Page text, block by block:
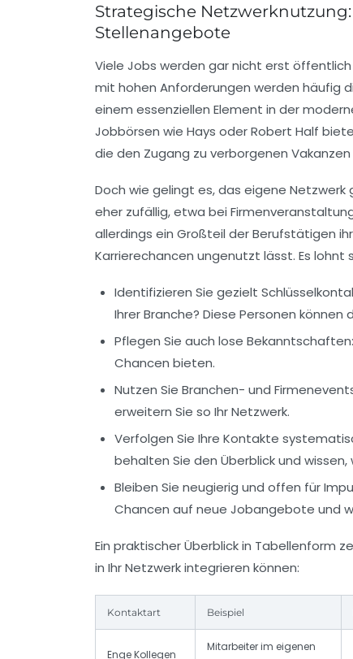
Strategische
Stellenangebote
Viele Jobs werden gar nicht erst
mit hohen Anforderungen werden häufig
einem essenziellen Element in der
Jobbörsen wie Hays oderRobert Half
die den Zugang zu verborgenen
Doch wie gelingt es, das eigene
eher zufällig, etwa bei
allerdings ein Großteil der Berufstätigen
Karrierechancen ungenutzt lässt. Es lohnt
Identifizieren Sie gezielt
Ihrer Branche? Diese Personen
Pflegen Sie auch lose Bekanntschaften:
Chancen bieten.
Nutzen Sie Branchen- und
erweitern Sie so Ihr Netzwerk.
Verfolgen Sie Ihre Kontakte
behalten Sie den Überblick und
Bleiben Sie neugierig und offen für
Chancen auf neue Jobangebote und
Ein praktischer Überblick in Tabellenform
in Ihr Netzwerk integrieren können:
Kontaktart Beispiel
Enge Kollegen
Mitarbeiter im eigenen